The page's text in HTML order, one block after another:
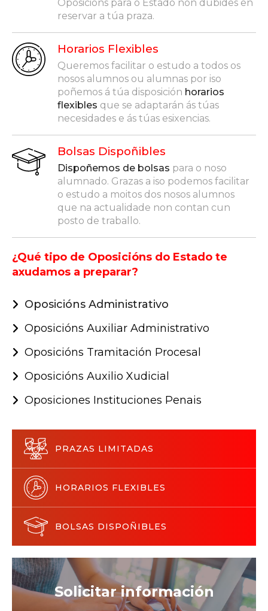
Oposicións para o Estado non dubides en
reservar a túa praza.
Horarios Flexibles
Queremos facilitar o estudo a todos os
nosos alumnos ou alumnas por iso
poñemos á túa disposición horarios
flexibles que se adaptarán ás túas
necesidades e ás túas esixencias.
Bolsas Dispoñibles
Dispoñemos de bolsas para o noso
alumnado. Grazas a iso podemos facilitar
o estudo a moitos dos nosos alumnos
que na actualidade non contan cun
posto de traballo.
¿Qué tipo de Oposicións do Estado te
axudamos a preparar?
Oposicións Administrativo
Oposicións Auxiliar Administrativo
Oposicións Tramitación Procesal
Oposicións Auxilio Xudicial
Oposiciones Instituciones Penais
PRAZAS LIMITADAS
HORARIOS FLEXIBLES
BOLSAS DISPOÑIBLES
Solicitar información